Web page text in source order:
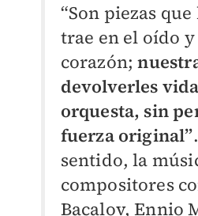
“Son piezas
trae en el oído
corazón;
devolverles
orquesta, sin
fuerza original”
sentido, la
compositores
Bacalov, Ennio